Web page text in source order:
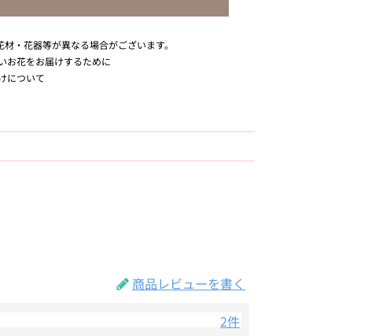
・花器等が異なる場合がございます。
お花をお届けするために
について
商品レビューを書く
2件